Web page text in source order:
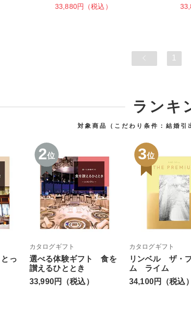
33,880円（税込）
1
ランキ
対象商品（こだわり条件： 結婚引
っ
2位
カタログギフト
選べる体験ギフト 食を
讃えるひととき
33,990円（税込）
3位
カタログギフト
リンベル ザ・
ム ライム
34,100円（税込）